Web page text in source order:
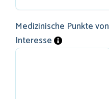
Medizinische Punkte von
Interesse